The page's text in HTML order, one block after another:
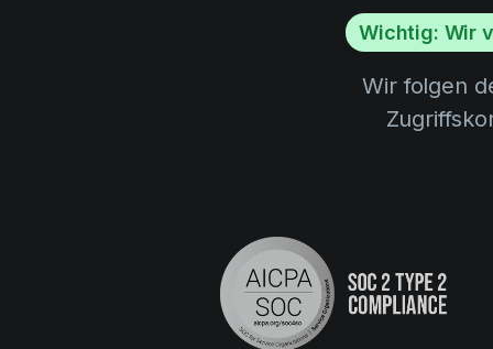
Wichtig: Wir
Wir folgen